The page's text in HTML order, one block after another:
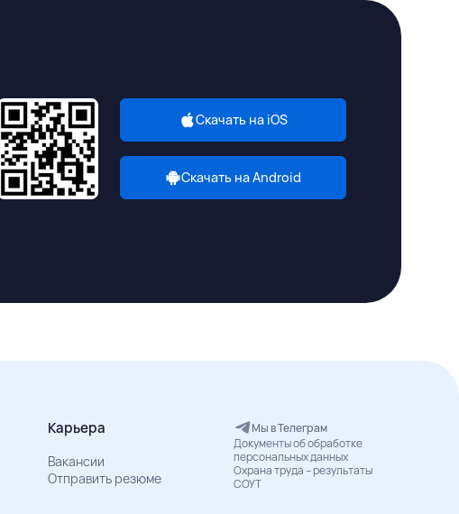
Скачать на iOS
Скачать на Android
Карьера
Вакансии
Отправить резюме
Мы в Телеграм
Документы об обработке
персональных данных
Охрана труда – результаты
СОУТ